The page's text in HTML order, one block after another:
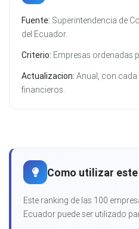
Fuente: Superintendencia de
del Ecuador.
Criterio: Empresas ordenadas
Actualizacion: Anual, con
financieros.
Como utilizar
Este ranking de las 100
Ecuador puede ser utilizado